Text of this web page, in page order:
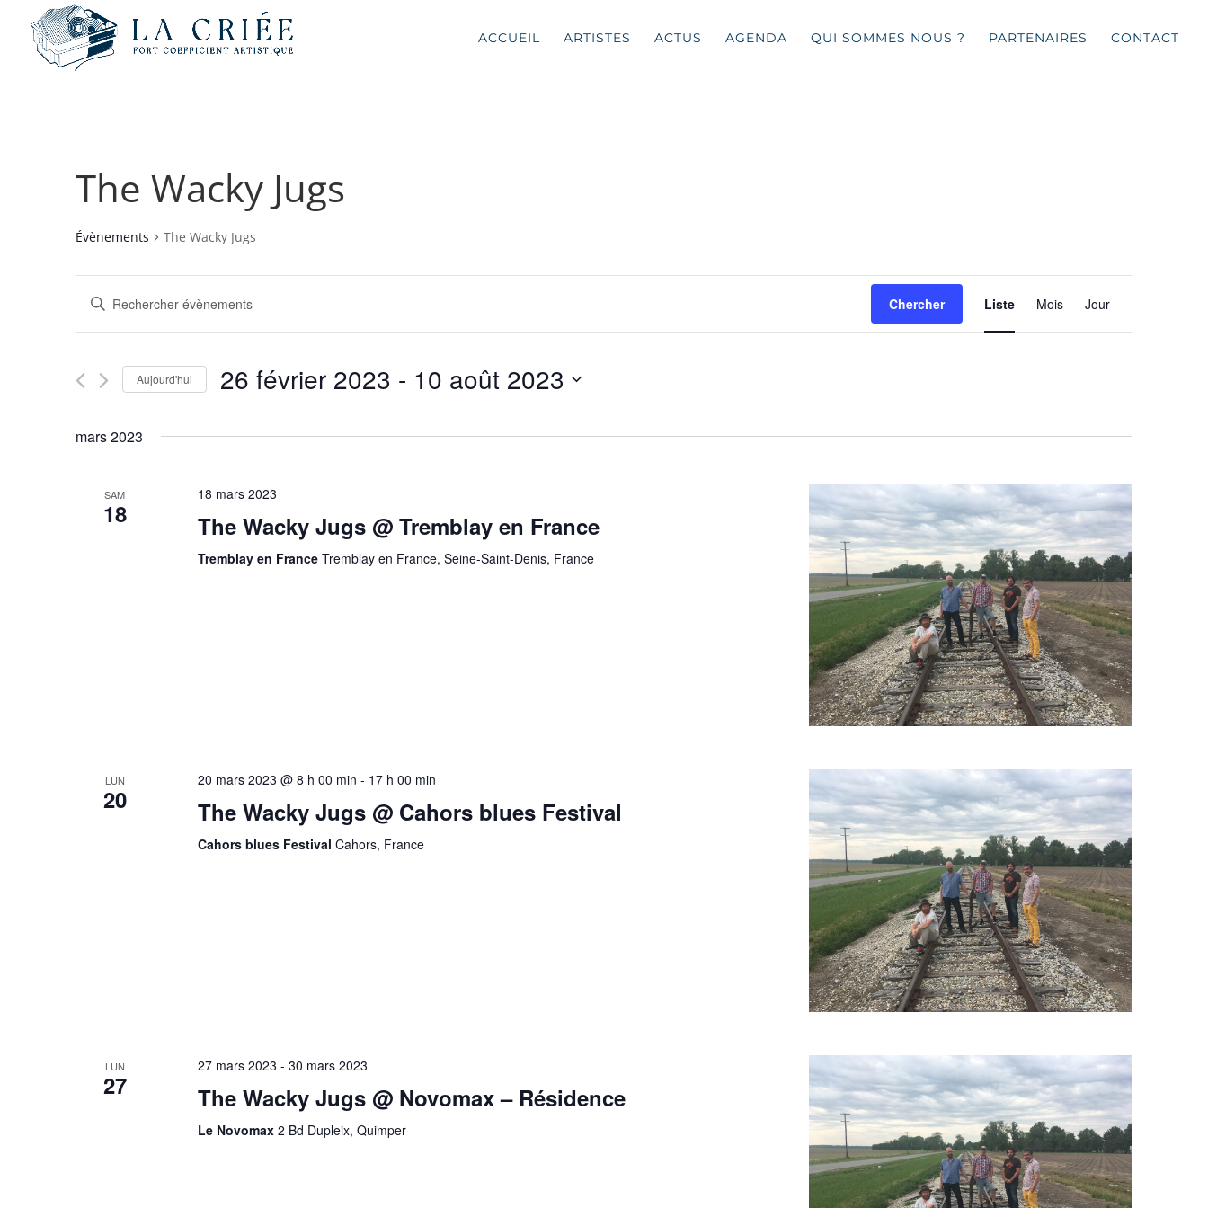
ACCUEIL ARTISTES ACTUS AGENDA QUI SOMMES NOUS ? PARTENAIRES CONTACT
The Wacky Jugs
Évènements The Wacky Jugs
Recherche
et
navigation
vues
Évènements
Saisir
clé.
Évènements
clé.
Chercher
Navigation
de
vues
Liste Mois Jour
Aujourd'hui 26 février 2023 - 10 août 2023
mars 2023
SAM
18
18 mars 2023
The Wacky Jugs @ Tremblay en France
Tremblay en France Tremblay en France, Seine-Saint-Denis, France
LUN
20
20 mars 2023 @ 8 h 00 min - 17 h 00 min
The Wacky Jugs @ Cahors blues Festival
Cahors blues Festival Cahors, France
LUN
27
27 mars 2023 - 30 mars 2023
The Wacky Jugs @ Novomax – Résidence
Le Novomax 2 Bd Dupleix, Quimper